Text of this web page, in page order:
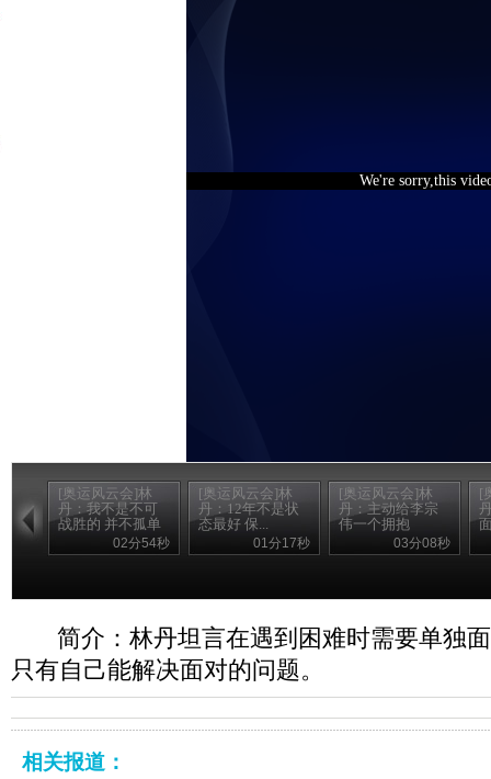
We're sorry,this
[奥运风云会]林
丹：我不是不可
战胜的 并不孤单
02分54秒
[奥运风云会]林
丹：12年不是状
态最好 保...
01分17秒
[奥运风云会]林
丹：主动给李宗
伟一个拥抱
03分08秒
[
简介：林丹坦言在遇到困难时需要单独
只有自己能解决面对的问题。
相关报道：